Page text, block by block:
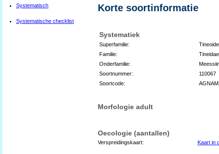
Systematisch
Systematische checklist
Korte soortinformatie
Systematiek
Superfamilie:
Familie:
Tineidae
Onderfamilie:
Soortnummer:
110067
Soortcode:
Morfologie adult
Oecologie (aantallen)
Verspreidingskaart: Kaart in